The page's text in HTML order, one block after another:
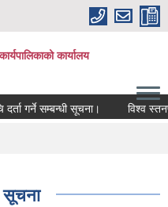
कार्यालय
गर्ने सम्बन्धी सूचना। विश्व
सूचना